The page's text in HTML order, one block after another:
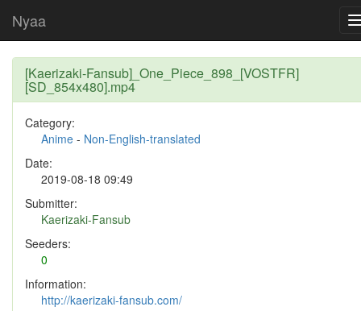
Nyaa
[Kaerizaki-Fansub]_One_Piece_898_[VOSTFR]
[SD_854x480].mp4
Category:
Anime - Non-English-translated
Date:
2019-08-18 09:49
Submitter:
Kaerizaki-Fansub
Seeders:
0
Information:
http://kaerizaki-fansub.com/